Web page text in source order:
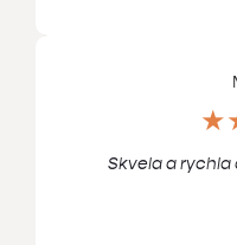
Skvela a rychla